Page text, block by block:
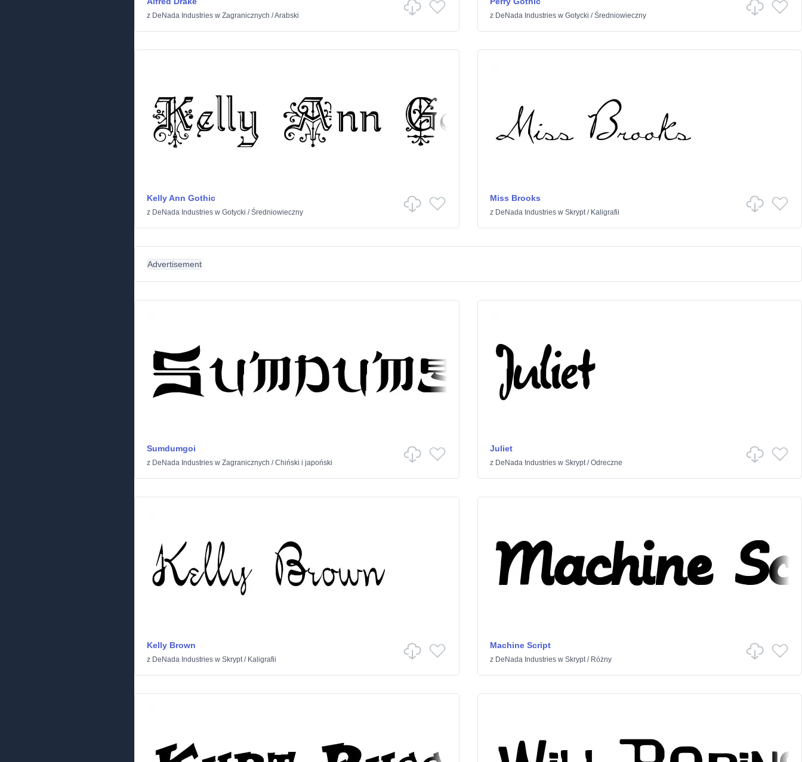
z DeNada Industries w Zagranicznych /Arabski z DeNada Industriesw Gotycki /Średniowieczny
Kelly Ann Gothic
z DeNada Industries w Gotycki /Średniowieczny
Miss Brooks
z DeNada Industriesw Skrypt/ Kaligrafii
Advertisement
Sumdumgoi
z DeNada Industries w Zagranicznych /Chiński i japoński
Juliet
z DeNada Industriesw Skrypt/Odreczne
Kelly Brown
z DeNada Industries w Skrypt/ Kaligrafii
Machine Script
z DeNada Industriesw Skrypt/ Różny